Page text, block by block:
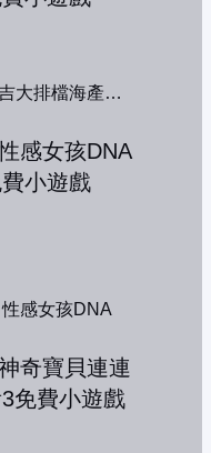
美吉大排檔海產店：中文版
性感女孩DNA